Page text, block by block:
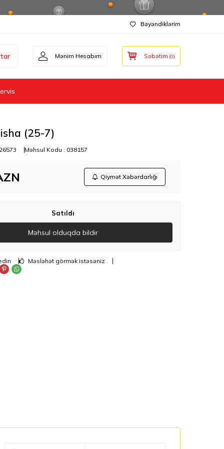
Bəyəndiklərim
Mənim Hesabım Səbətim (0)
(25-7)
Məhsul Kodu : 038157
Qiymət Xəbərdarlığı
Satıldı
Məhsul olduqda bildir
Məsləhət görmək istəsəniz